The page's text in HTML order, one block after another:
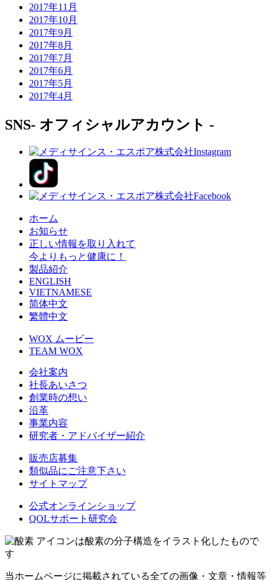
2017年11月
2017年10月
2017年9月
2017年8月
2017年7月
2017年6月
2017年5月
2017年4月
SNS- オフィシャルアカウント -
ホーム
お知らせ
正しい情報を取り入れて
今よりもっと健康に！
製品紹介
ENGLISH
VIETNAMESE
简体中文
繁體中文
WOX ムービー
TEAM WOX
会社案内
社長あいさつ
創業時の想い
沿革
事業内容
研究者・アドバイザー紹介
販売店募集
類似品にご注意下さい
サイトマップ
公式オンラインショップ
QOLサポート研究会
アイコンは酸素の分子構造をイラスト化したもので
す
当ホームページに掲載されている全ての画像・文章・情報等